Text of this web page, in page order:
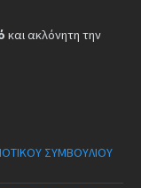
και ακλόνητη την
ΣΥΜΒΟΥΛΙΟΥ